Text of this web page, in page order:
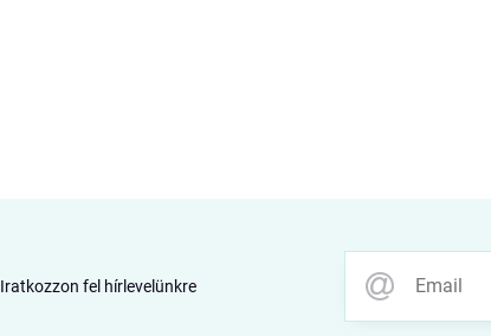
Iratkozzon fel hírlevelünkre